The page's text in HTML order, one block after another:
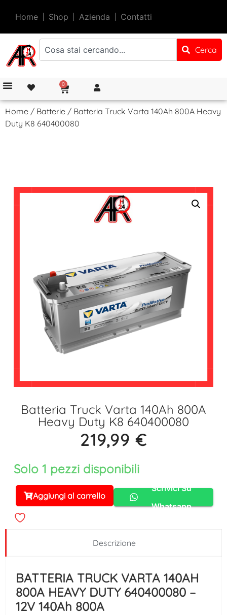
Home Shop Azienda Contatti
Cerca
0
Home / Batterie / Batteria Truck Varta 140Ah 800A Heavy
Duty K8 640400080
Batteria Truck Varta 140Ah 800A
Heavy Duty K8 640400080
219,99€
Solo 1 pezzi disponibili
Aggiungi al carrello
Alternative:
Scrivici Su
Whatsapp
Descrizione
BATTERIA TRUCK VARTA 140AH
800A HEAVY DUTY 640400080 –
12V 140Ah 800A